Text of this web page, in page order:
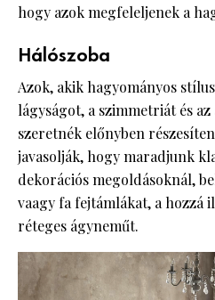
hogy azok megfeleljenek a
Hálószoba
Azok, akik hagyományos
lágyságot, a szimmetriát és
szeretnék előnyben
javasolják, hogy maradjunk
dekorációs megoldásoknál,
vaagy fa fejtámlákat, a hozzá
réteges ágyneműt.